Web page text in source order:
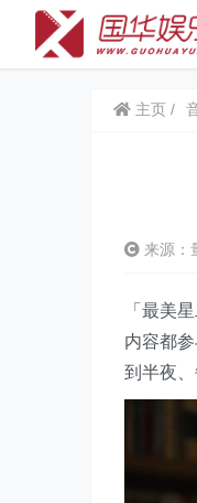
主页
来源：
「最美
内容都
到半夜